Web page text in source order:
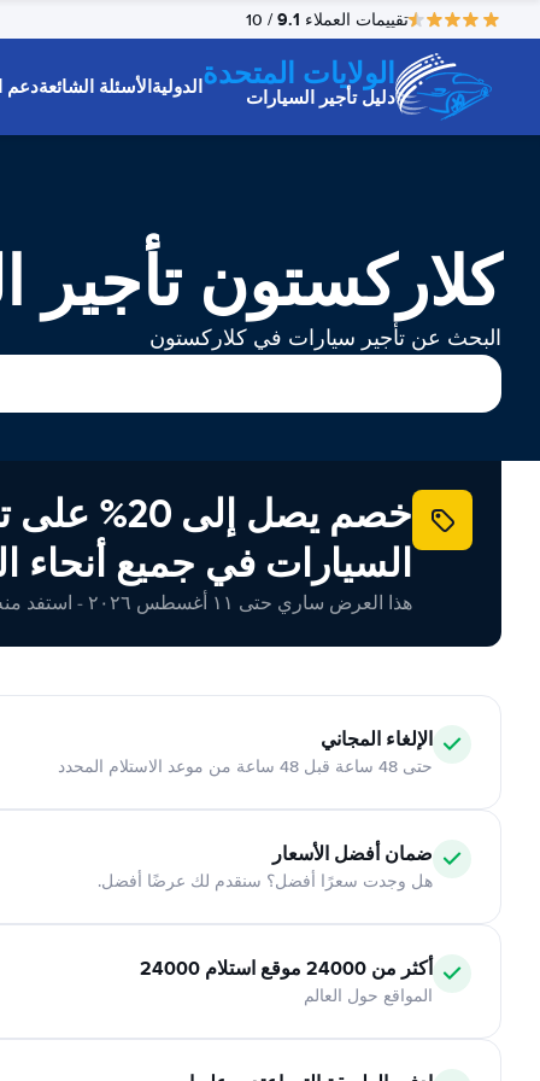
تقييمات العملاء 9.1
/ 10
الولايات المتحدة
دليل تأجير السيارات الدوليةالأسئلة الشائعةدعم
كلاركستون تأجير
البحث عن تأجير سيارات في كلاركستون
خصم يصل إلى
السيارات في جميع أنحاء
هذا العرض ساري حتى ١١ أغسطس ٢٠٢٦ - استفد منه اليوم!
الإلغاء المجاني
حتى 48 ساعة قبل 48 ساعة من موعد الاستلام المحدد
ضمان أفضل الأسعار
هل وجدت سعرًا أفضل؟ سنقدم لك عرضًا أفضل.
أكثر من 24000 موقع استلام 24000
المواقع حول العالم